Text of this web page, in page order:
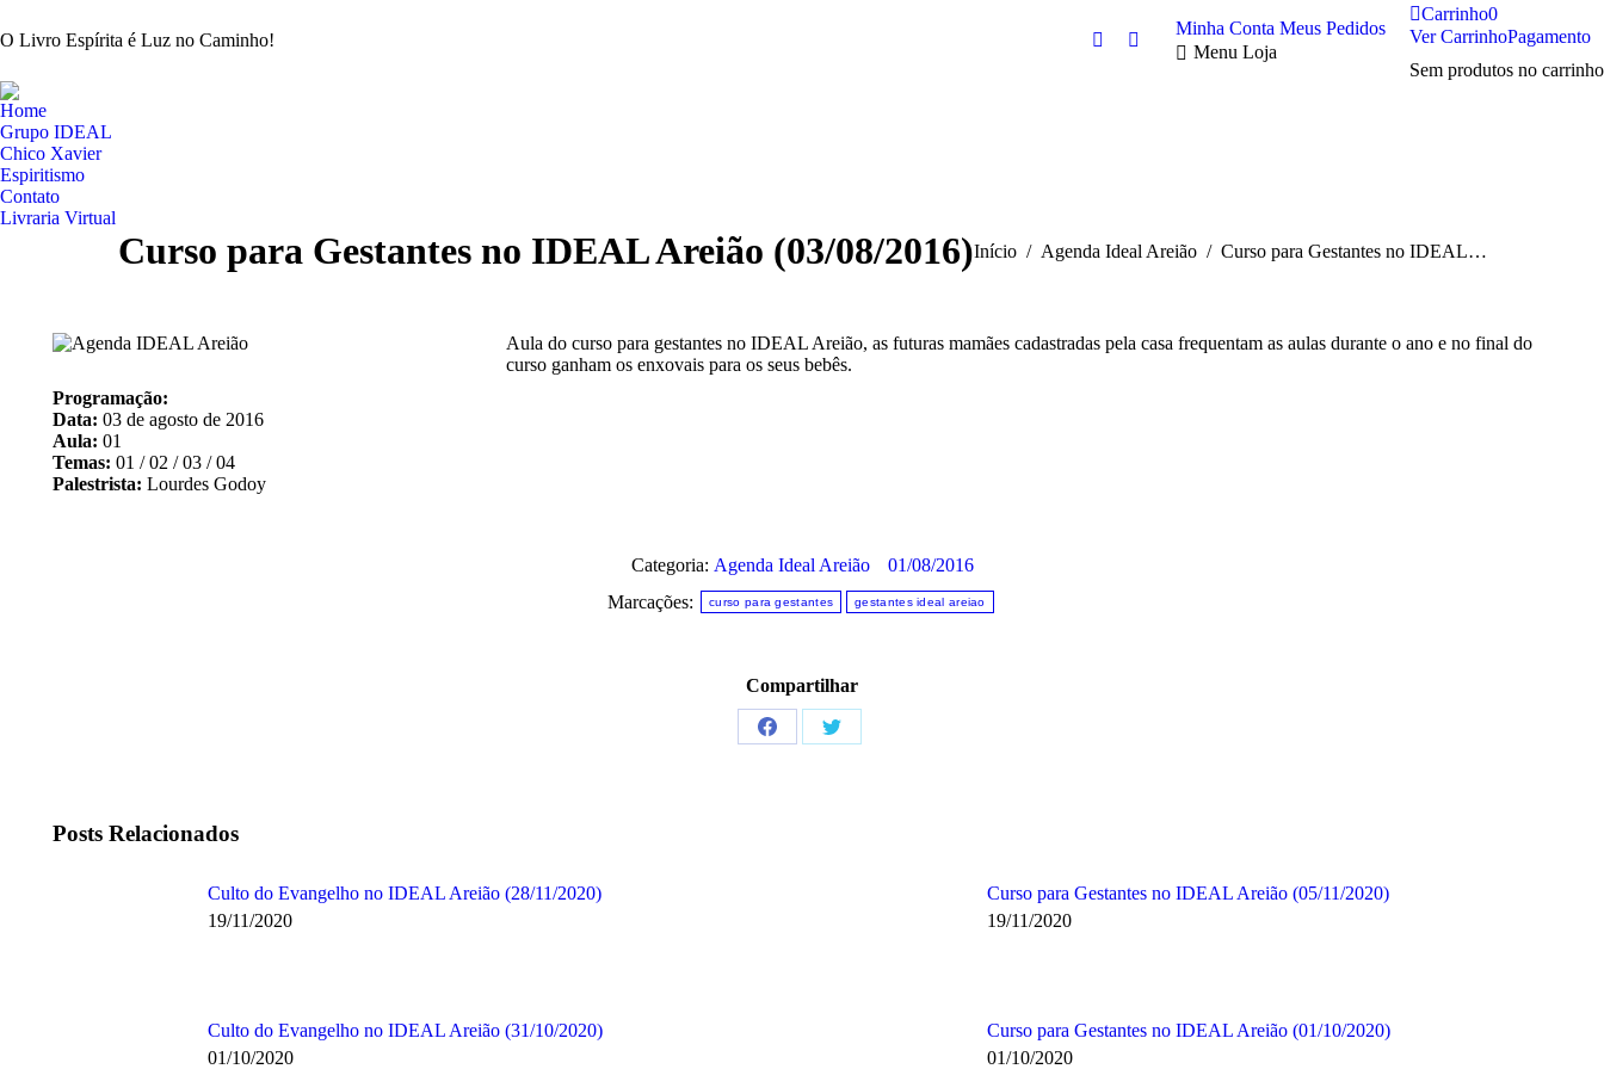
O Livro Espírita é Luz no Caminho!
TwitterFacebook
Minha Conta Meus Pedidos
Menu Loja
Carrinho0
Ver CarrinhoPagamento
Sem produtos no carrinho
Home
Grupo IDEAL
Chico Xavier
Espiritismo
Contato
Livraria Virtual
Curso para Gestantes no IDEAL Areião (03/08/2016)Você está aqui:
Início Agenda Ideal Areião Curso para Gestantes no IDEAL…
Aula do curso para gestantes no IDEAL Areião, as futuras mamães cadastradas pela casa frequentam as aulas durante o ano e no final do
curso ganham os enxovais para os seus bebês.
Programação:
Data: 03 de agosto de 2016
Aula: 01
Temas: 01 / 02 / 03 / 04
Palestrista: Lourdes Godoy
Categoria: Agenda Ideal Areião
01/08/2016
Marcações:
curso para gestantes gestantes ideal areiao
Compartilhar
Share
Share
Posts Relacionados
Culto do Evangelho no IDEAL Areião (28/11/2020)
19/11/2020
Curso para Gestantes no IDEAL Areião (05/11/2020)
19/11/2020
Culto do Evangelho no IDEAL Areião (31/10/2020)
01/10/2020
Curso para Gestantes no IDEAL Areião (01/10/2020)
01/10/2020